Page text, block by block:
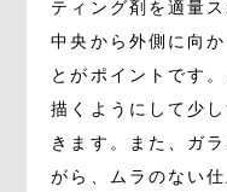
ティング剤を適量
中央から外側に向
とがポイントです
描くようにして少
きます。また、ガ
がら、ムラのない